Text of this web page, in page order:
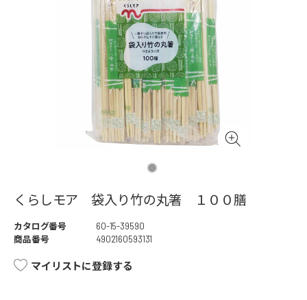
くらしモア 袋入り竹の丸箸 １００膳
カタログ番号
60-15-39590
商品番号
4902160593131
マイリストに登録する